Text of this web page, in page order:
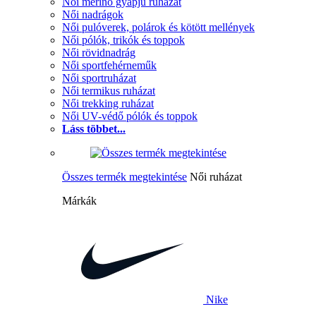
Női nadrágok
Női pulóverek, polárok és kötött mellények
Női pólók, trikók és toppok
Női rövidnadrág
Női sportfehérneműk
Női sportruházat
Női termikus ruházat
Női trekking ruházat
Női UV-védő pólók és toppok
Láss többet...
Összes termék megtekintése Női ruházat
Márkák
Nike